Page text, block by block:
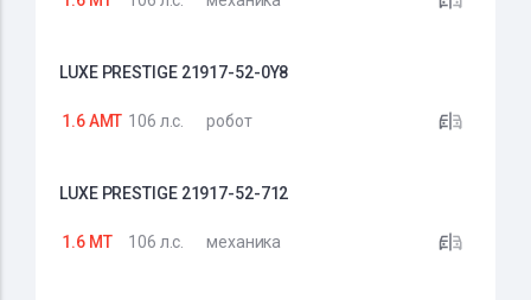
LUXE PRESTIGE 21917-52-0Y8
1.6 AMT 106 л.с. робот
LUXE PRESTIGE 21917-52-712
1.6 MT 106 л.с. механика